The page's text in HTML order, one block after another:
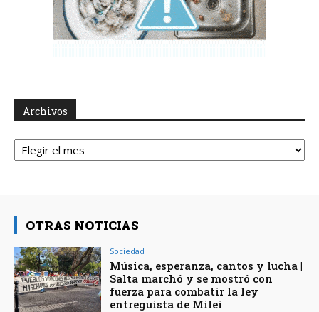
Archivos
Archivos
OTRAS NOTICIAS
Sociedad
Música, esperanza, cantos y lucha |
Salta marchó y se mostró con
fuerza para combatir la ley
entreguista de Milei